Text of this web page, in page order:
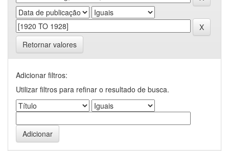
Retornar valores
Adicionar filtros:
Utilizar filtros para refinar o resultado de busca.